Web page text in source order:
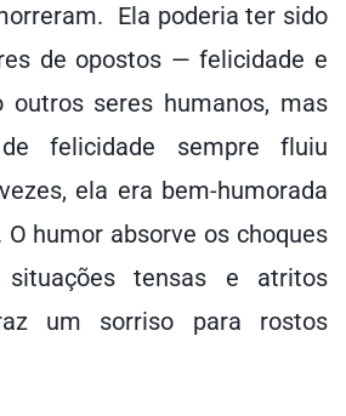
Ela poderia ter sido
de opostos — felicidade e
seres humanos, mas
felicidade sempre fluiu
ela era bem-humorada
humor absorve os choques
tensas e atritos
um sorriso para rostos